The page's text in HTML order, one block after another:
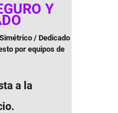
Y
/ Dedicado
por equipos de
a la